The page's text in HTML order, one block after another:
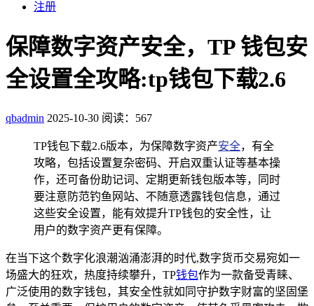
注册
保障数字资产安全，TP 钱包安
全设置全攻略:tp钱包下载2.6
qbadmin 2025-10-30 阅读：567
TP钱包下载2.6版本，为保障数字资产安全，有全
攻略，包括设置复杂密码、开启双重认证等基本操
作，还可备份助记词、定期更新钱包版本等，同时
要注意防范钓鱼网站、不随意透露钱包信息，通过
这些安全设置，能有效提升TP钱包的安全性，让
用户的数字资产更有保障。
在当下这个数字化浪潮汹涌澎湃的时代,数字货币交易宛如一
场盛大的狂欢，热度持续攀升，TP钱包作为一款备受青睐、
广泛使用的数字钱包，其安全性就如同守护数字财富的坚固堡